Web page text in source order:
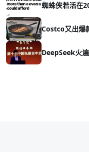
蜘蛛侠若活在
Costco又出爆
DeepSeek火